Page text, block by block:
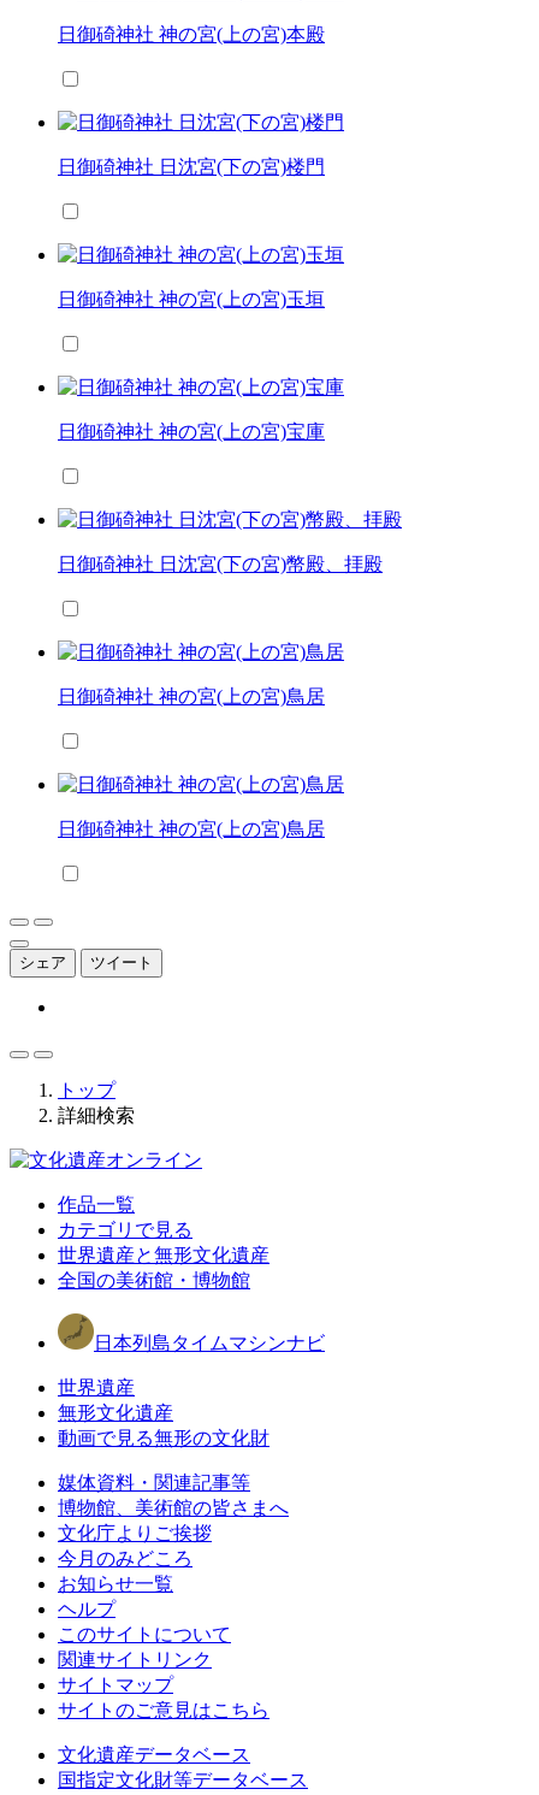
日御碕神社 神の宮(上の宮)本殿
日御碕神社 日沈宮(下の宮)楼門
日御碕神社 神の宮(上の宮)玉垣
日御碕神社 神の宮(上の宮)宝庫
日御碕神社 日沈宮(下の宮)幣殿、拝殿
日御碕神社 神の宮(上の宮)鳥居
日御碕神社 神の宮(上の宮)鳥居
シェア ツイート
トップ
詳細検索
作品一覧
カテゴリで見る
世界遺産と無形文化遺産
全国の美術館・博物館
日本列島タイムマシンナビ
世界遺産
無形文化遺産
動画で見る無形の文化財
媒体資料・関連記事等
博物館、美術館の皆さまへ
文化庁よりご挨拶
今月のみどころ
お知らせ一覧
ヘルプ
このサイトについて
関連サイトリンク
サイトマップ
サイトのご意見はこちら
文化遺産データベース
国指定文化財等データベース